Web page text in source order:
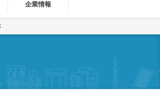
企業情報